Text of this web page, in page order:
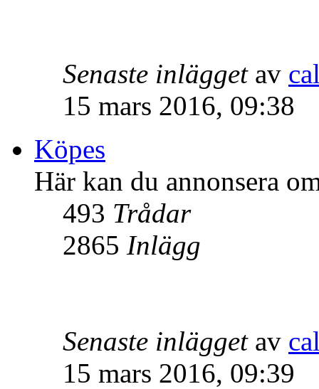
Senaste inläggetav
15 mars 2016, 09:38
Köpes
Här kan du annonsera
493 Trådar
2865 Inlägg
Senaste inläggetav
15 mars 2016, 09:39